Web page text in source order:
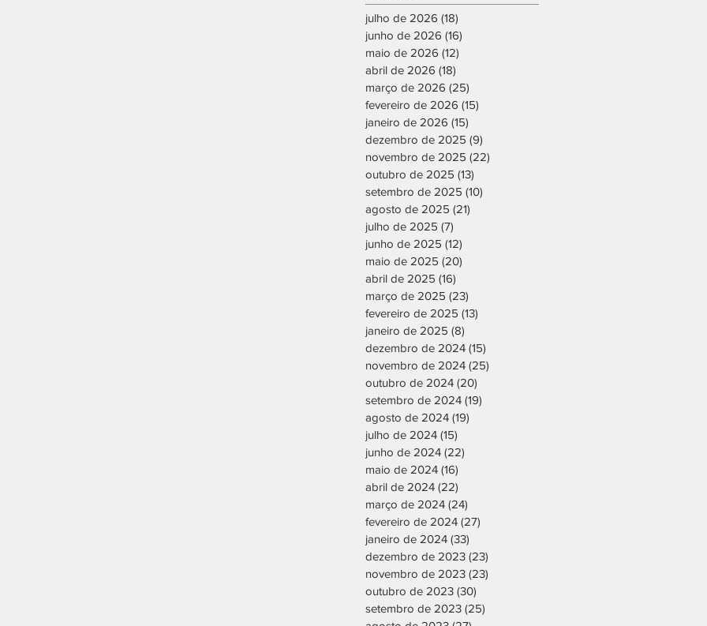
julho de 2026 (18)
junho de 2026 (16)
maio de 2026 (12)
abril de 2026 (18)
março de 2026 (25)
fevereiro de 2026 (15)
janeiro de 2026 (15)
dezembro de 2025 (9)
novembro de 2025 (22)
outubro de 2025 (13)
setembro de 2025 (10)
agosto de 2025 (21)
julho de 2025 (7)
junho de 2025 (12)
maio de 2025 (20)
abril de 2025 (16)
março de 2025 (23)
fevereiro de 2025 (13)
janeiro de 2025 (8)
dezembro de 2024 (15)
novembro de 2024 (25)
outubro de 2024 (20)
setembro de 2024 (19)
agosto de 2024 (19)
julho de 2024 (15)
junho de 2024 (22)
maio de 2024 (16)
abril de 2024 (22)
março de 2024 (24)
fevereiro de 2024 (27)
janeiro de 2024 (33)
dezembro de 2023 (23)
novembro de 2023 (23)
outubro de 2023 (30)
setembro de 2023 (25)